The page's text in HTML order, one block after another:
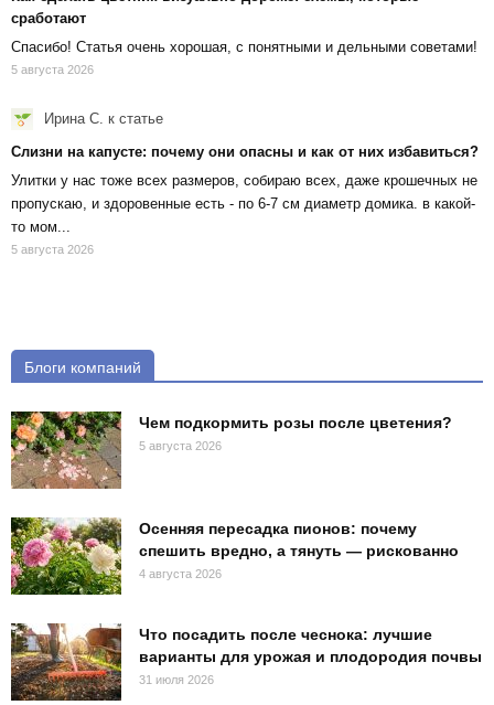
сработают
Спасибо! Статья очень хорошая, с понятными и дельными советами!
5 августа 2026
Ирина С. к статье
Слизни на капусте: почему они опасны и как от них избавиться?
Улитки у нас тоже всех размеров, собираю всех, даже крошечных не
пропускаю, и здоровенные есть - по 6-7 см диаметр домика. в какой-
то мом...
5 августа 2026
Блоги компаний
Чем подкормить розы после цветения?
5 августа 2026
Осенняя пересадка пионов: почему
спешить вредно, а тянуть — рискованно
4 августа 2026
Что посадить после чеснока: лучшие
варианты для урожая и плодородия почвы
31 июля 2026